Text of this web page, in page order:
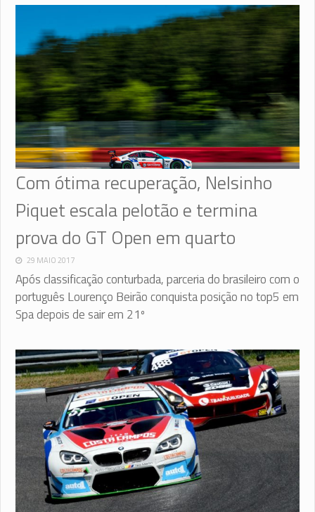
Com ótima recuperação, Nelsinho
Piquet escala pelotão e termina
prova do GT Open em quarto
29 MAIO 2017
Após classificação conturbada, parceria do brasileiro com o
português Lourenço Beirão conquista posição no top5 em
Spa depois de sair em 21º